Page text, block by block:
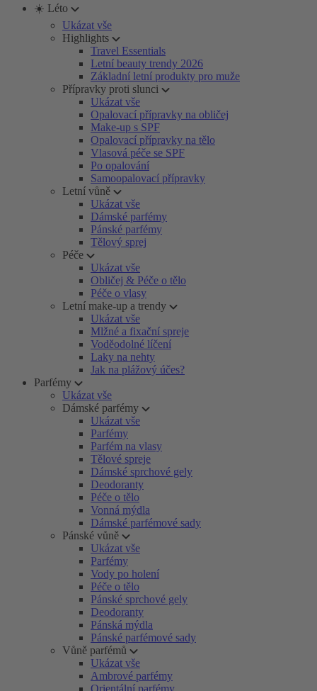
☀️ Léto
Ukázat vše
Highlights
Travel Essentials
Letní beauty trendy 2026
Základní letní produkty pro muže
Přípravky proti slunci
Ukázat vše
Opalovací přípravky na obličej
Make-up s SPF
Opalovací přípravky na tělo
Vlasová péče se SPF
Po opalování
Samoopalovací přípravky
Letní vůně
Ukázat vše
Dámské parfémy
Pánské parfémy
Tělový sprej
Péče
Ukázat vše
Obličej & Péče o tělo
Péče o vlasy
Letní make-up a trendy
Ukázat vše
Mlžné a fixační spreje
Voděodolné líčení
Laky na nehty
Jak na plážový účes?
Parfémy
Ukázat vše
Dámské parfémy
Ukázat vše
Parfémy
Parfém na vlasy
Tělové spreje
Dámské sprchové gely
Deodoranty
Péče o tělo
Vonná mýdla
Dámské parfémové sady
Pánské vůně
Ukázat vše
Parfémy
Vody po holení
Péče o tělo
Pánské sprchové gely
Deodoranty
Pánská mýdla
Pánské parfémové sady
Vůně parfémů
Ukázat vše
Ambrové parfémy
Orientální parfémy